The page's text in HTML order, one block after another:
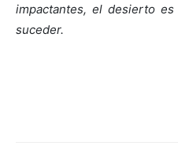
impactantes, el desierto
suceder.